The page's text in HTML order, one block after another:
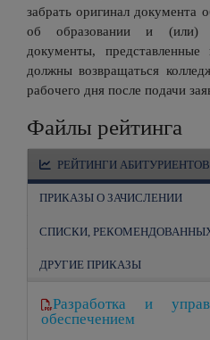
забрать оригинал документа
об образовании и (или)
документы,
должны возвращаться
рабочего дня после подачи
Файлы рейтинга
РЕЙТИНГИ АБИТУРИЕНТОВ
ПРИКАЗЫ О ЗАЧИСЛЕНИИ
СПИСКИ,
ДРУГИЕ ПРИКАЗЫ
Разработка и
обеспечением